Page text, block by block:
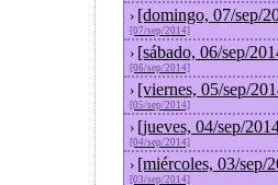
› [domingo, 07/sep/
[07/sep/2014]
› [sábado, 06/sep/
[06/sep/2014]
› [viernes, 05/sep/
[05/sep/2014]
› [jueves, 04/sep/
[04/sep/2014]
› [miércoles, 03/sep/
[03/sep/2014]